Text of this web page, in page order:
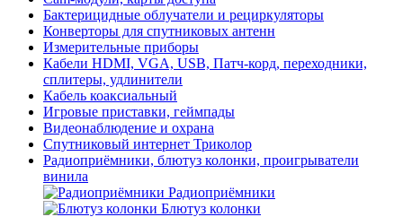
Бактерицидные облучатели и рециркуляторы
Конверторы для спутниковых антенн
Измерительные приборы
Кабели HDMI, VGA, USB, Патч-корд, переходники,
сплитеры, удлинители
Кабель коаксиальный
Игровые приставки, геймпады
Видеонаблюдение и охрана
Спутниковый интернет Триколор
Радиоприёмники, блютуз колонки, проигрыватели
винила
Радиоприёмники
Блютуз колонки